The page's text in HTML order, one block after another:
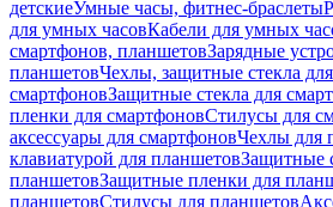
детскиеУмные часы, фитнес-браслеты
для умных часовКабели для умных
смартфонов, планшетовЗарядные
планшетовЧехлы, защитные стекла
смартфоновЗащитные стекла для
пленки для смартфоновСтилусы для
аксессуары для смартфоновЧехлы для
клавиатурой для планшетовЗащитные
планшетовЗащитные пленки для
планшетовСтилусы для планшетов